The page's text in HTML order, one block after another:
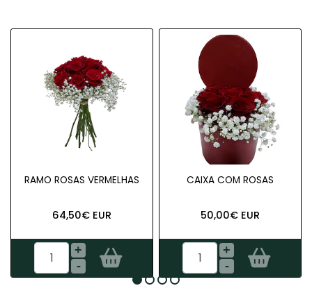
RAMO ROSAS VERMELHAS
64,50€ EUR
+
-
CAIXA COM ROSAS
50,00€ EUR
+
-